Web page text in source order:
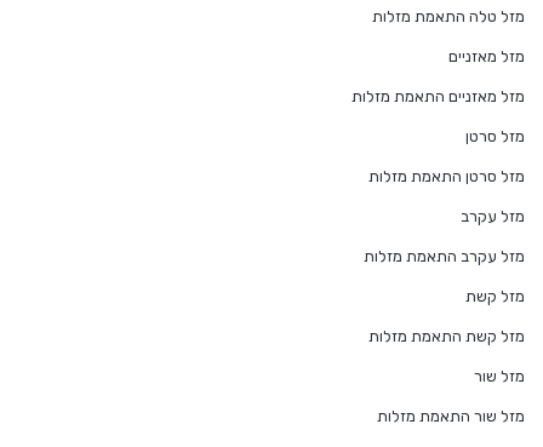
מזל טלה התאמת מזלות
מזל מאזניים
מזל מאזניים התאמת מזלות
מזל סרטן
מזל סרטן התאמת מזלות
מזל עקרב
מזל עקרב התאמת מזלות
מזל קשת
מזל קשת התאמת מזלות
מזל שור
מזל שור התאמת מזלות